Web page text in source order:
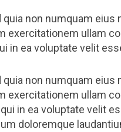
non numquam
exercitationem ullam
in ea voluptate velit
non numquam
exercitationem ullam
in ea voluptate velit
doloremque